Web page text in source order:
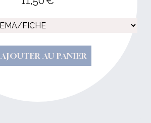
AJOUTER AU PANIER